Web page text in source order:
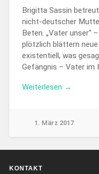
Brigitta Sassin
nicht-deutscher
Beten. „Vater unser“
plötzlich blättern
existentiell, was
Gefängnis – Vater im
Weiterlesen →
1. März 2017
KONTAKT